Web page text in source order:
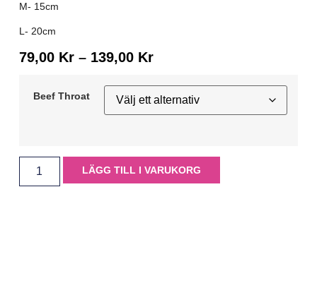
M- 15cm
L- 20cm
79,00 Kr – 139,00 Kr
Beef Throat
LÄGG TILL I VARUKORG